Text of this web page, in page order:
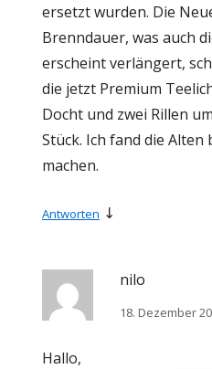
ersetzt wurden. Die
Brenndauer, was auch
erscheint verlängert,
die jetzt Premium
Docht und zwei Rillen
Stück. Ich fand die Alten
machen.
Antworten ↓
nilo
18. Dezember
Hallo,